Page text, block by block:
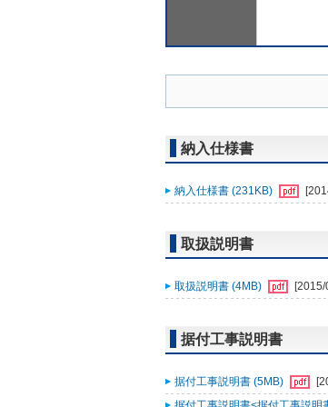
納入仕様書
納入仕様書 (231KB)
取扱説明書
取扱説明書 (4MB)
据付工事説明書
据付工事説明書 (5MB)